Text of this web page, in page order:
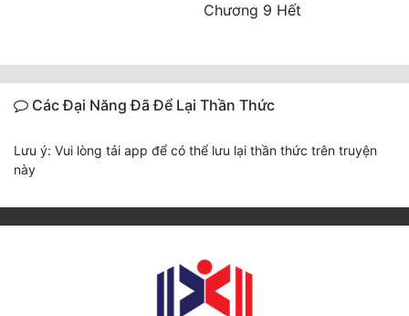
Chương 9 Hết
Các Đại Năng Đã Để Lại Thần Thức
Lưu ý: Vui lòng tải app để có thể lưu lại thần thức trên truyện
này